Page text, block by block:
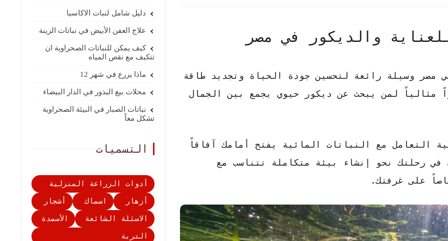
والديكور في مصر
مصر وسيلة رائعة لتحسين جودة الحياة وتجديد طاقة
مثالياً لمن يبحث عن ديكور حيوي يجمع بين الجمال
التعامل مع النباتات المائية يفتح أمامك آفاقاً
رحلتك نحو إنشاء بيئة متكاملة تتناسب مع
على غرفتك.
دليل شامل لنبات الاكاسيا
علاج العفن الأبيض في نباتات الزينة
كيف يمكن للنباتات الصحراوية ان
تتكيف مع نقص المياه
ماذا يزرع في شهر 12
محلات بيع البذور في الدار البيضاء
نباتات الصبار في البيئة الصحراوية
تشكل معاً
التسميات
أدوات الزراعة المنزلية
أزهار
اسماك
أشجار
الاسئلة الشائعة
الأسمدة
التربة